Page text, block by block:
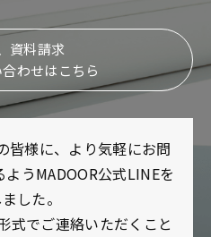
資料請求
わせはこちら
皆様に、より気軽にお問
うMADOOR公式LINEを
した。
式でご連絡いただくこと